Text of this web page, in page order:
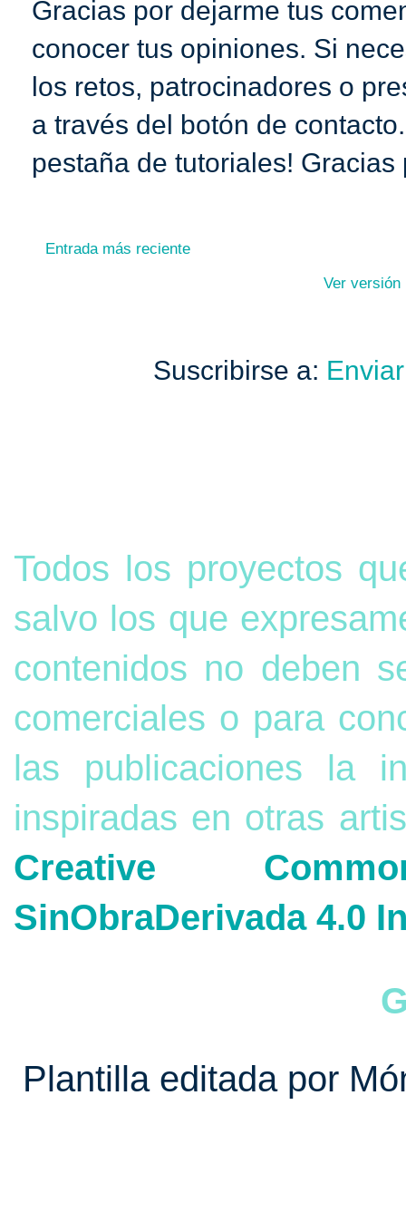
Gracias por dejarme tus
conocer tus opiniones. Si
los retos, patrocinadores o
a través del botón de
pestaña de tutoriales!
Entrada más reciente
Ver versión
Suscribirse a:
Todos los proyectos
salvo los que
contenidos no deben
comerciales o para
las publicaciones la
inspiradas en otras
Creative
SinObraDerivada 4.0
Plantilla editada por